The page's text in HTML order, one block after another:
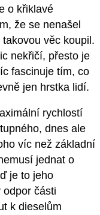
o křiklavé
že se nenašel
věc koupil.
nekřičí, přesto je
fascinuje tím, co
jen hrstka lidí.
rychlostí
dnes ale
víc než základní
jednat o
je to jeho
odpor části
k dieselům